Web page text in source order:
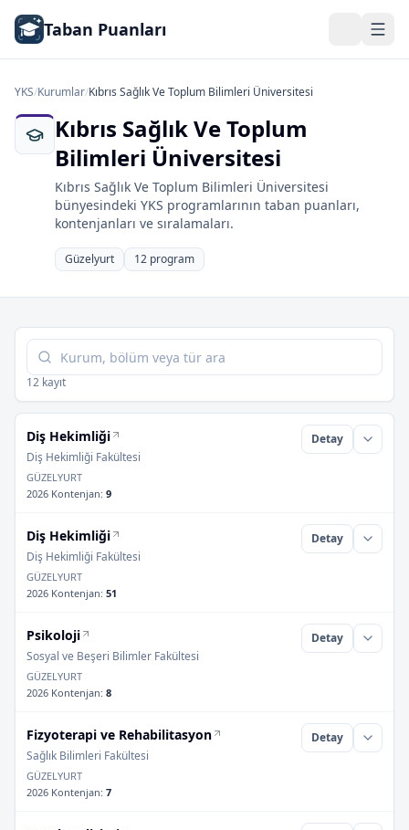
Taban Puanları
YKS/Kurumlar/Kıbrıs Sağlık Ve Toplum Bilimleri Üniversitesi
Kıbrıs Sağlık Ve Toplum
Bilimleri Üniversitesi
Kıbrıs Sağlık Ve Toplum Bilimleri Üniversitesi
bünyesindeki YKS programlarının taban puanları,
kontenjanları ve sıralamaları.
Güzelyurt 12 program
Tabloda ara
12 kayıt
Diş Hekimliği
Diş Hekimliği Fakültesi
Detay
GÜZELYURT
2026 Kontenjan: 9
Diş Hekimliği
Diş Hekimliği Fakültesi
Detay
GÜZELYURT
2026 Kontenjan: 51
Psikoloji
Sosyal ve Beşeri Bilimler Fakültesi
Detay
GÜZELYURT
2026 Kontenjan: 8
Fizyoterapi ve Rehabilitasyon
Sağlık Bilimleri Fakültesi
Detay
GÜZELYURT
2026 Kontenjan: 7